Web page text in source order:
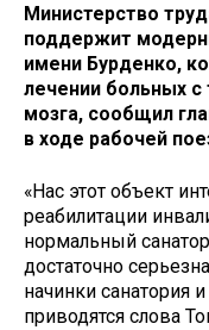
Министерство
поддержит
имени Бурденко,
лечении больных с
мозга, сообщил
в ходе рабочей
«Нас этот объект
реабилитации
нормальный
достаточно
начинки санатория
приводятся слова